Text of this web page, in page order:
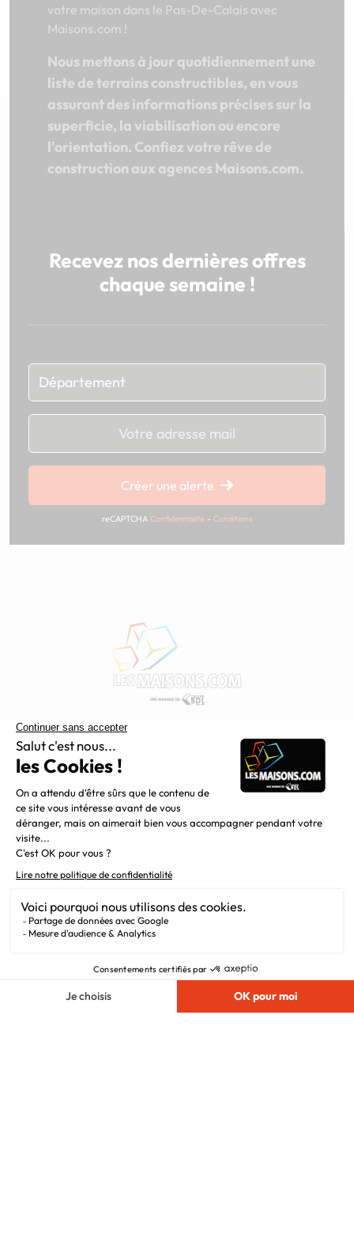
votre maison dans le Pas-De-Calais avec
Maisons.com !
Nous mettons à jour quotidiennement une
liste de terrains constructibles, en vous
assurant des informations précises sur la
superficie, la viabilisation ou encore
l'orientation. Confiez votre rêve de
construction aux agences Maisons.com.
Recevez nos dernières offres
chaque semaine !
Chargement...
Créer une alerte
reCAPTCHA Confidentialité - Conditions
Constructeur de maisons individuelles, Maisons.com est une
filiale du Groupe BDL, leader de la construction dans le
grand nord de la France.
Liens utiles
Newsletter
Mentions légales
Plan du site